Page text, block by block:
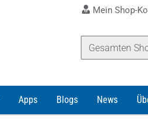
Mein Shop-
Apps Blogs News